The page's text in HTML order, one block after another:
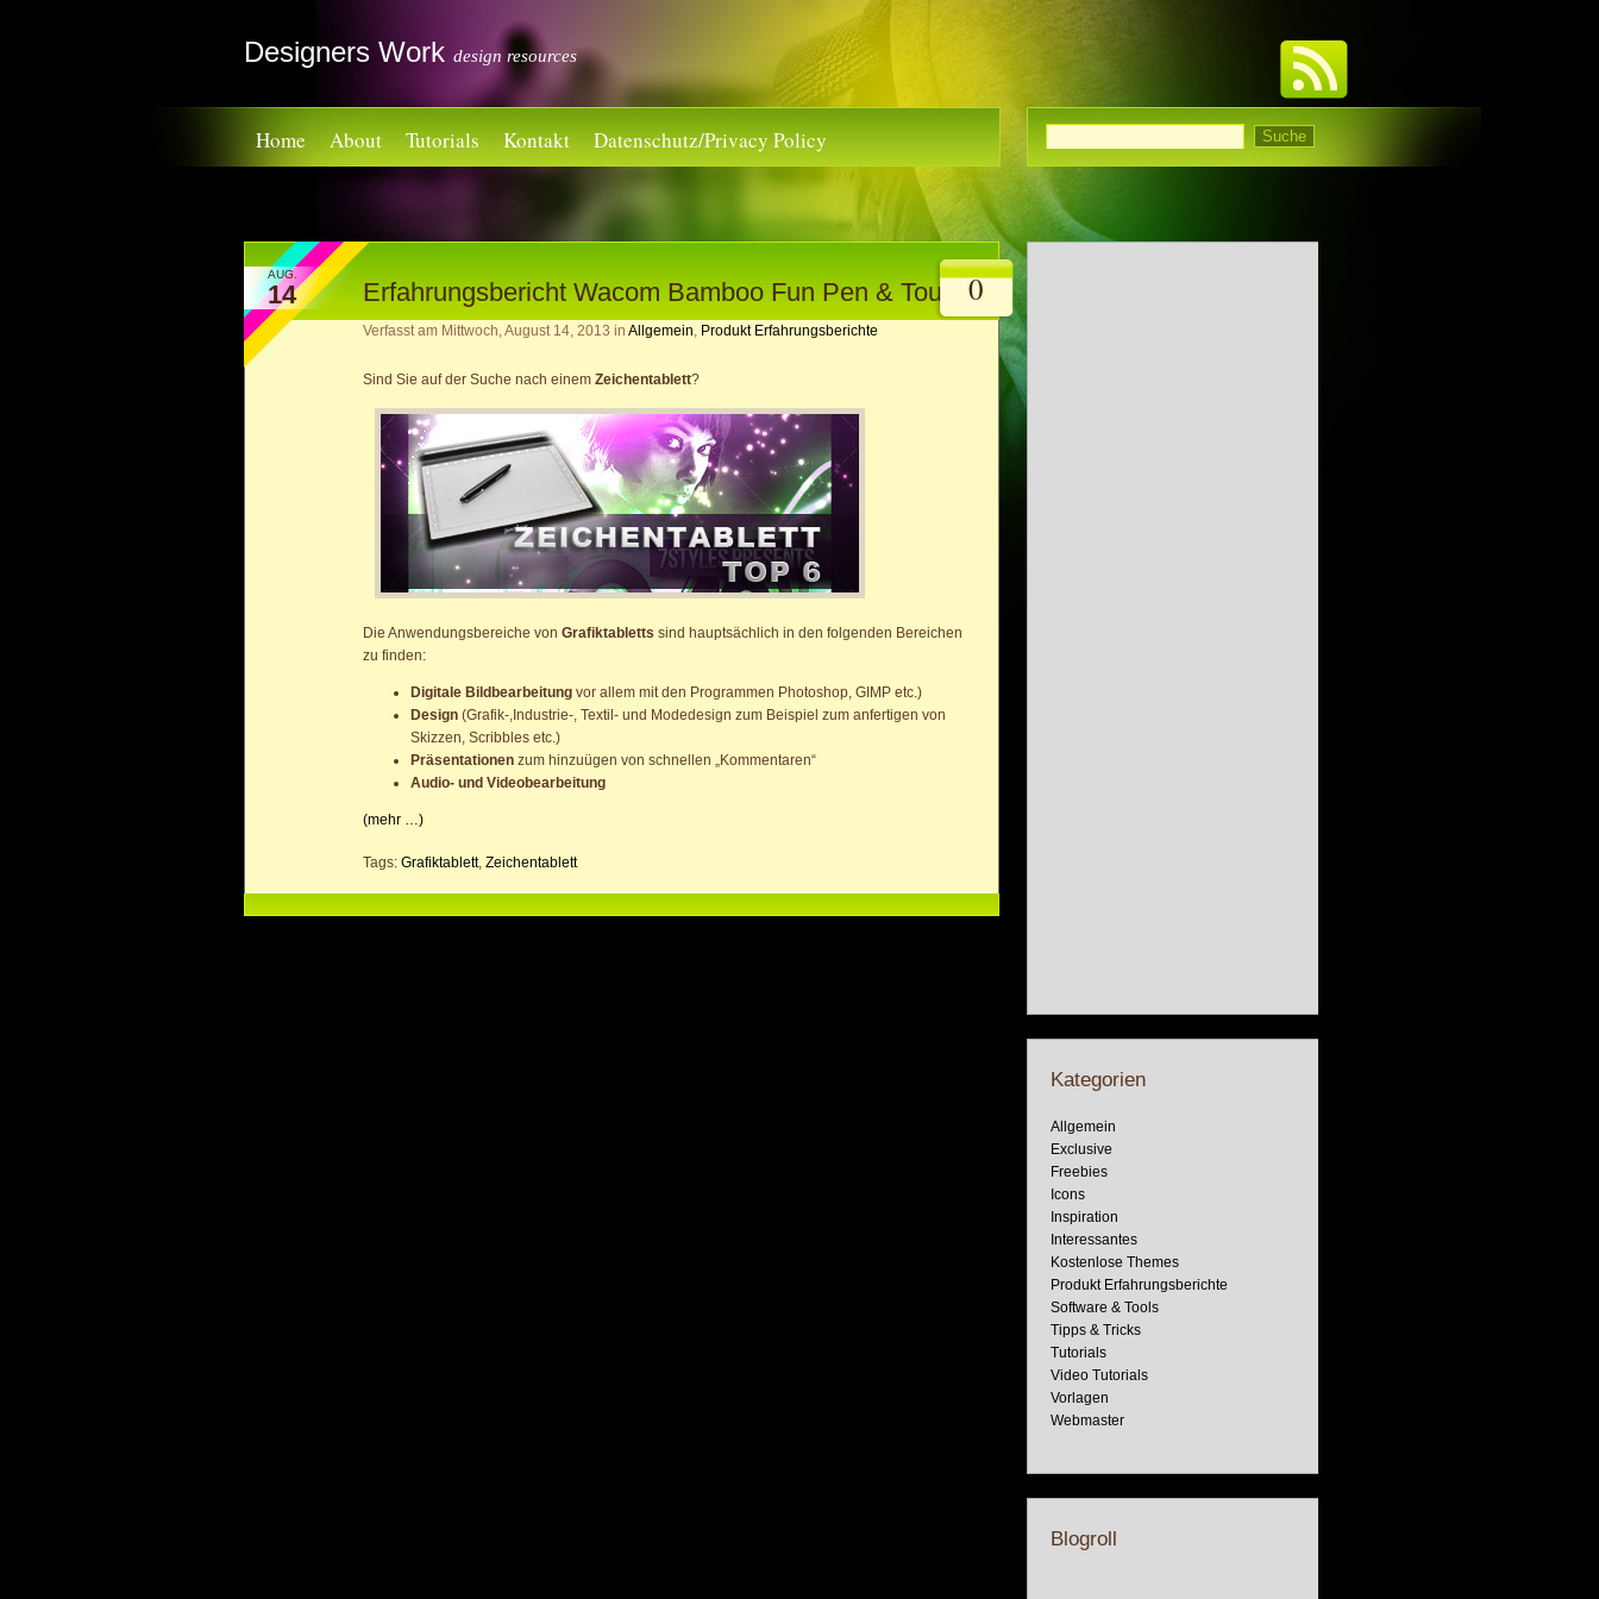
Designers Work design resources
Home About Tutorials Kontakt Datenschutz/Privacy Policy
AUG.
14 0
Erfahrungsbericht Wacom Bamboo Fun Pen & Touch
Verfasst am Mittwoch, August 14, 2013 in Allgemein, Produkt Erfahrungsberichte
Sind Sie auf der Suche nach einem Zeichentablett?
Die Anwendungsbereiche von Grafiktabletts sind hauptsächlich in den folgenden Bereichen
zu finden:
Digitale Bildbearbeitung vor allem mit den Programmen Photoshop, GIMP etc.)
Design (Grafik-,Industrie-, Textil- und Modedesign zum Beispiel zum anfertigen von
Skizzen, Scribbles etc.)
Präsentationen zum hinzuügen von schnellen „Kommentaren“
Audio- und Videobearbeitung
(mehr …)
Tags: Grafiktablett, Zeichentablett
Kategorien
Allgemein
Exclusive
Freebies
Icons
Inspiration
Interessantes
Kostenlose Themes
Produkt Erfahrungsberichte
Software & Tools
Tipps & Tricks
Tutorials
Video Tutorials
Vorlagen
Webmaster
Blogroll